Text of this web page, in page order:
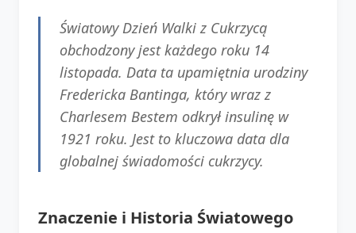
Światowy Dzień Walki z Cukrzycą
obchodzony jest każdego roku 14
listopada. Data ta upamiętnia urodziny
Fredericka Bantinga, który wraz z
Charlesem Bestem odkrył insulinę w
1921 roku. Jest to kluczowa data dla
globalnej świadomości cukrzycy.
Znaczenie i Historia Światowego